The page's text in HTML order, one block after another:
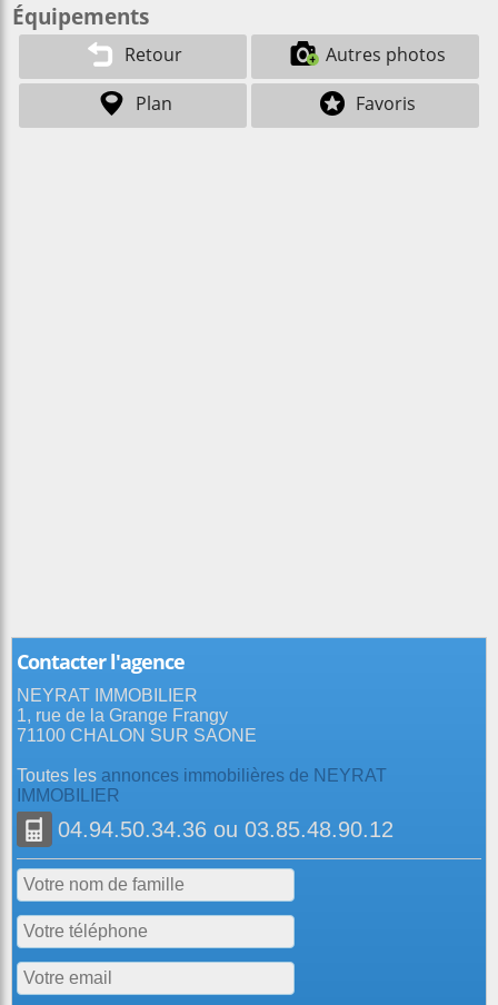
Équipements
Retour
Autres photos
Plan
Favoris
Contacter l'agence
NEYRAT IMMOBILIER
1, rue de la Grange Frangy
71100 CHALON SUR SAONE
Toutes les annonces immobilières de NEYRAT
IMMOBILIER
04.94.50.34.36 ou 03.85.48.90.12